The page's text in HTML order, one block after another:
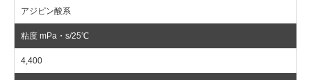
アジピン酸系
4,400